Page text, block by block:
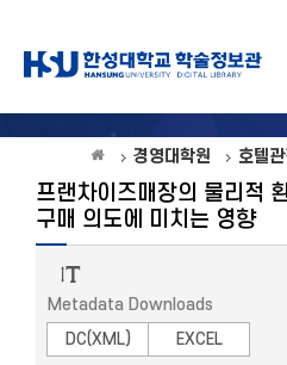
경영대학원 호텔
프랜차이즈매장의 물리적
구매 의도에 미치는 영향
Metadata Downloads
DC(XML)
EXCEL